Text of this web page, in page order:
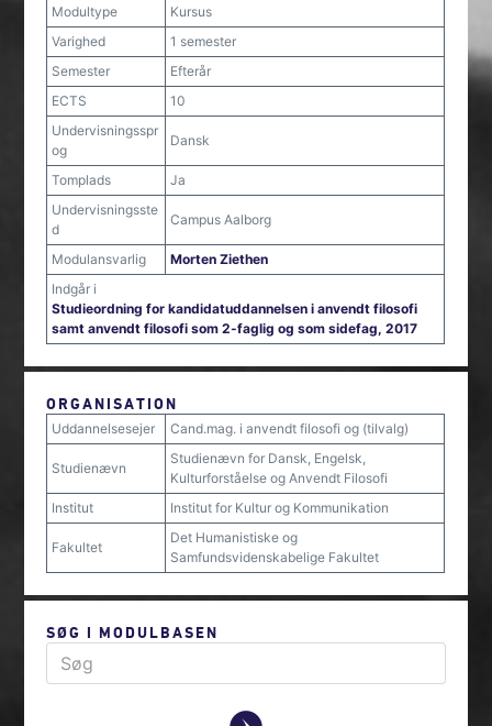
Modultype
Kursus
Varighed
1 semester
Semester
Efterår
ECTS
10
Undervisningsspr
og
Dansk
Tomplads
Ja
Undervisningsste
d
Campus Aalborg
Modulansvarlig
Morten Ziethen
Indgår i
Studieordning for kandidatuddannelsen i anvendt filosofi
samt anvendt filosofi som 2-faglig og som sidefag, 2017
ORGANISATION
Uddannelsesejer Cand.mag. i anvendt filosofi og (tilvalg)
Studienævn
Studienævn for Dansk, Engelsk,
Kulturforståelse og Anvendt Filosofi
Institut
Institut for Kultur og Kommunikation
Fakultet
Det Humanistiske og
Samfundsvidenskabelige Fakultet
SØG I MODULBASEN